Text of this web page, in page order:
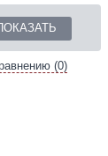
(0)